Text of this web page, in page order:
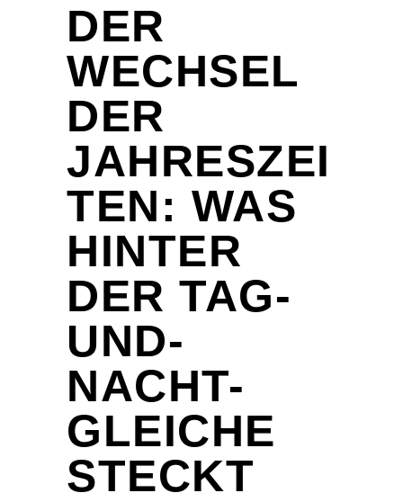
DER
WECHSEL
DER
JAHRESZEI
TEN: WAS
HINTER
DER TAG-
UND-
NACHT-
GLEICHE
STECKT